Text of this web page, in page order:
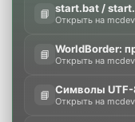
📘 start.bat /
Открыть на
📘 WorldBorder:
Открыть на
📘 Символы UTF-
Открыть на